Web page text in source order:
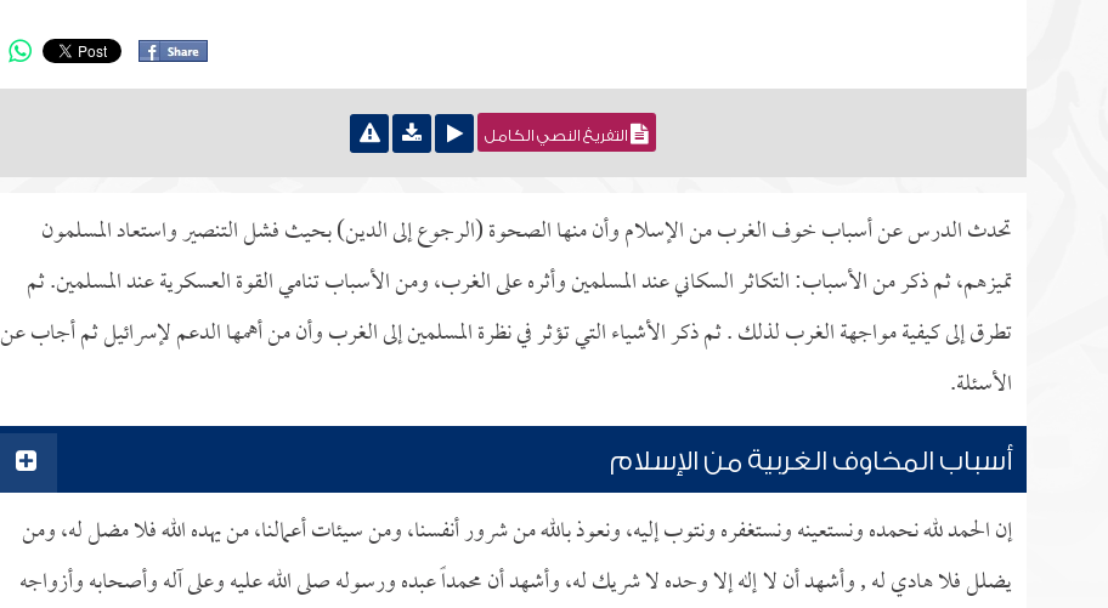
التفريغ النصي الكامل
تحدث الدرس عن أسباب خوف الغرب من الإسلام وأن منها الصحوة (الرجوع إلى الدين) بحيث فشل التنصير واستعاد المسلمون
تميزهم، ثم ذكر من الأسباب: التكاثر السكاني عند المسلمين وأثره على الغرب، ومن الأسباب تنامي القوة العسكرية عند المسلمين. ثم
تطرق إلى كيفية مواجهة الغرب لذلك . ثم ذكر الأشياء التي تؤثر في نظرة المسلمين إلى الغرب وأن من أهمها الدعم لإسرائيل ثم أجاب عن
الأسئلة.
أسباب المخاوف الغربية من الإسلام
إن الحمد لله نحمده ونستعينه ونستغفره ونتوب إليه، ونعوذ بالله من شرور أنفسنا، ومن سيئات أعمالنا، من يهده الله فلا مضل له، ومن
يضلل فلا هادي له , وأشهد أن لا إله إلا وحده لا شريك له، وأشهد أن محمداً عبده ورسوله صلى الله عليه وعلى آله وأصحابه وأزواجه